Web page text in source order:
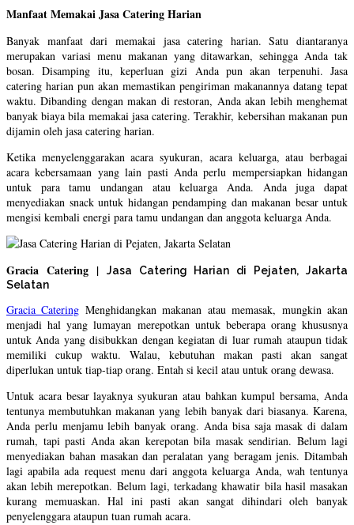
Manfaat Memakai Jasa Catering Harian
Banyak manfaat dari memakai jasa catering harian. Satu diantaranya
merupakan variasi menu makanan yang ditawarkan, sehingga Anda tak
bosan. Disamping itu, keperluan gizi Anda pun akan terpenuhi. Jasa
catering harian pun akan memastikan pengiriman makanannya datang tepat
waktu. Dibanding dengan makan di restoran, Anda akan lebih menghemat
banyak biaya bila memakai jasa catering. Terakhir, kebersihan makanan pun
dijamin oleh jasa catering harian.
Ketika menyelenggarakan acara syukuran, acara keluarga, atau berbagai
acara kebersamaan yang lain pasti Anda perlu mempersiapkan hidangan
untuk para tamu undangan atau keluarga Anda. Anda juga dapat
menyediakan snack untuk hidangan pendamping dan makanan besar untuk
mengisi kembali energi para tamu undangan dan anggota keluarga Anda.
Gracia Catering |
Jasa Catering Harian di Pejaten, Jakarta
Selatan
Gracia Catering Menghidangkan makanan atau memasak, mungkin akan
menjadi hal yang lumayan merepotkan untuk beberapa orang khususnya
untuk Anda yang disibukkan dengan kegiatan di luar rumah ataupun tidak
memiliki cukup waktu. Walau, kebutuhan makan pasti akan sangat
diperlukan untuk tiap-tiap orang. Entah si kecil atau untuk orang dewasa.
Untuk acara besar layaknya syukuran atau bahkan kumpul bersama, Anda
tentunya membutuhkan makanan yang lebih banyak dari biasanya. Karena,
Anda perlu menjamu lebih banyak orang. Anda bisa saja masak di dalam
rumah, tapi pasti Anda akan kerepotan bila masak sendirian. Belum lagi
menyediakan bahan masakan dan peralatan yang beragam jenis. Ditambah
lagi apabila ada request menu dari anggota keluarga Anda, wah tentunya
akan lebih merepotkan. Belum lagi, terkadang khawatir bila hasil masakan
kurang memuaskan. Hal ini pasti akan sangat dihindari oleh banyak
penyelenggara ataupun tuan rumah acara.